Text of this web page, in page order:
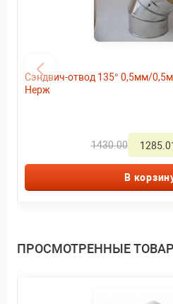
Сэндвич-отвод 135° 0,5мм/
Нерж
1430.00
В
ПРОСМОТРЕННЫЕ